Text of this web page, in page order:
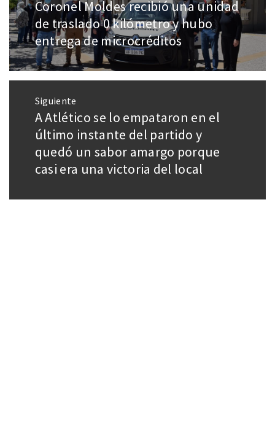
Coronel Moldes recibió una unidad
de traslado 0 kilómetro y hubo
entrega de microcréditos
Siguiente
A Atlético se lo empataron en el
último instante del partido y
quedó un sabor amargo porque
casi era una victoria del local